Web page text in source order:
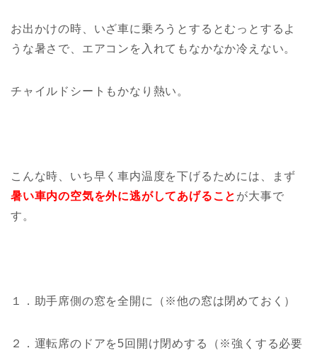
お出かけの時、いざ車に乗ろうとするとむっとするよ
うな暑さで、エアコンを入れてもなかなか冷えない。
チャイルドシートもかなり熱い。
こんな時、いち早く車内温度を下げるためには、まず
暑い車内の空気を外に逃がしてあげること が大事で
す。
１．助手席側の窓を全開に（※他の窓は閉めておく）
２．運転席のドアを5回開け閉めする（※強くする必要